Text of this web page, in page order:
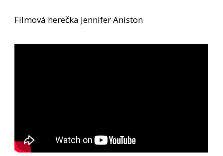
Filmová herečka Jennifer Aniston